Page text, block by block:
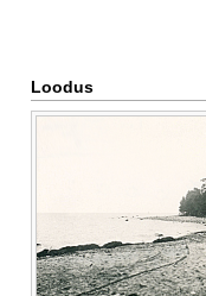
Loodus